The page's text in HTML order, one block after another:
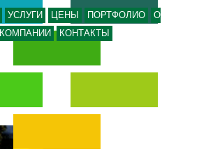
УСЛУГИ ЦЕНЫ ПОРТФОЛИО
О
КОМПАНИИ
КОНТАКТЫ